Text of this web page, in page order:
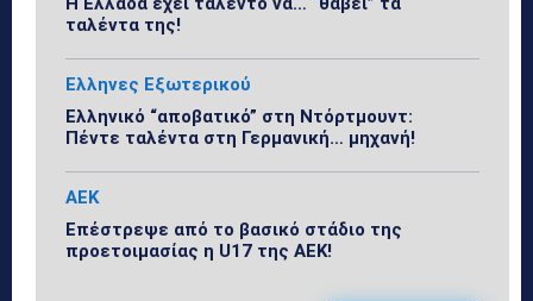
ταλέντα της!
Ελληνες Εξωτερικού
Ελληνικό “αποβατικό” στη Ντόρτμουντ:
Πέντε ταλέντα στη Γερμανική… μηχανή!
ΑΕΚ
Επέστρεψε από το βασικό στάδιο της
προετοιμασίας η U17 της ΑΕΚ!